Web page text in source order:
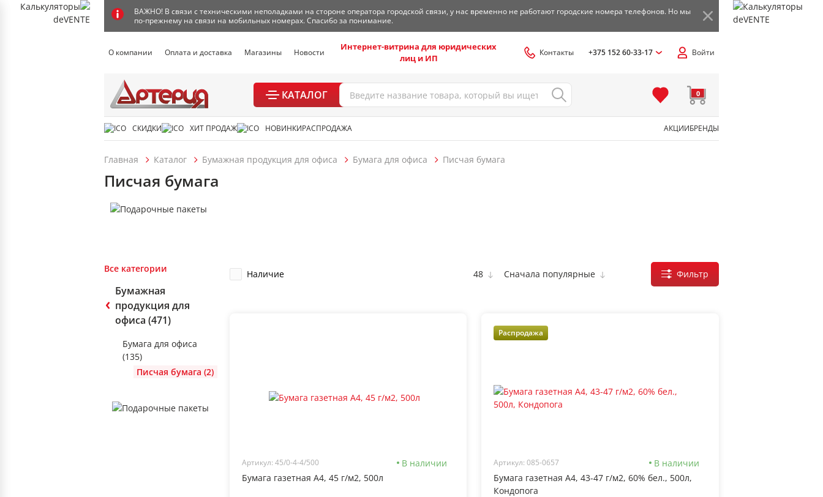
ВАЖНО! В связи с техническими неполадками на стороне оператора городской связи, у нас временно не работают городские номера телефонов. Но мы
по-прежнему на связи на мобильных номерах. Спасибо за понимание.
О компании Оплата и доставка Магазины Новости
Интернет-витрина для юридических
лиц и ИП
Контакты +375 152 60-33-17 Войти
КАТАЛОГ 0
СКИДКИ ХИТ ПРОДАЖ НОВИНКИРАСПРОДАЖА АКЦИИБРЕНДЫ
Главная Каталог Бумажная продукция для офиса Бумага для офиса Писчая бумага
Писчая бумага
Все категории
Бумажная
продукция для
офиса (471)
Бумага для офиса
(135)
Писчая бумага (2)
Наличие 48 Сначала популярные Фильтр
Артикул: 45/0-4-4/500
В наличии
Бумага газетная А4, 45 г/м2, 500л
Распродажа
Артикул: 085-0657
В наличии
Бумага газетная А4, 43-47 г/м2, 60% бел., 500л,
Кондопога